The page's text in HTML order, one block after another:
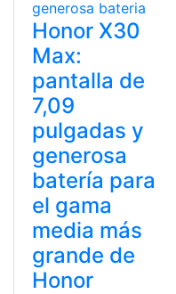
Honor X30
Max:
pantalla de
7,09
pulgadas y
generosa
batería para
el gama
media más
grande de
Honor